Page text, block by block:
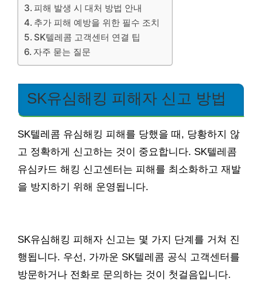
피해 발생 시 대처 방법 안내
추가 피해 예방을 위한 필수 조치
SK텔레콤 고객센터 연결 팁
자주 묻는 질문
SK유심해킹 피해자 신고 방법
SK텔레콤 유심해킹 피해를 당했을 때, 당황하지 않
고 정확하게 신고하는 것이 중요합니다. SK텔레콤
유심카드 해킹 신고센터는 피해를 최소화하고 재발
을 방지하기 위해 운영됩니다.
SK유심해킹 피해자 신고는 몇 가지 단계를 거쳐 진
행됩니다. 우선, 가까운 SK텔레콤 공식 고객센터를
방문하거나 전화로 문의하는 것이 첫걸음입니다.